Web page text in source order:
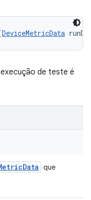
DeviceMetricData
de teste é
Data que